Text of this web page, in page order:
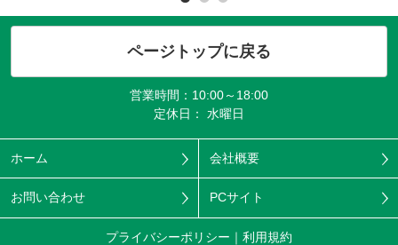
ページトップに戻る
営業時間：10:00～18:00
定休日： 水曜日
ホーム 会社概要
お問い合わせ PCサイト
プライバシーポリシー
利用規約